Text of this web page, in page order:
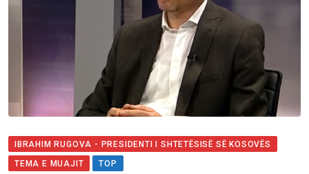
IBRAHIM RUGOVA - PRESIDENTI I SHTETËSISË SË KOSOVËS
TEMA E MUAJIT
TOP